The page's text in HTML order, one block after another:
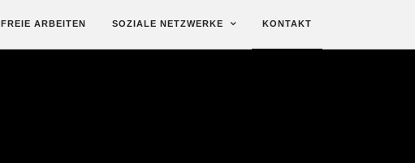
FREIE ARBEITEN SOZIALE NETZWERKE KONTAKT